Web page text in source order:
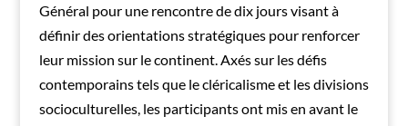
Général pour une rencontre de dix jours visant à
définir des orientations stratégiques pour renforcer
leur mission sur le continent. Axés sur les défis
contemporains tels que le cléricalisme et les divisions
socioculturelles, les participants ont mis en avant le